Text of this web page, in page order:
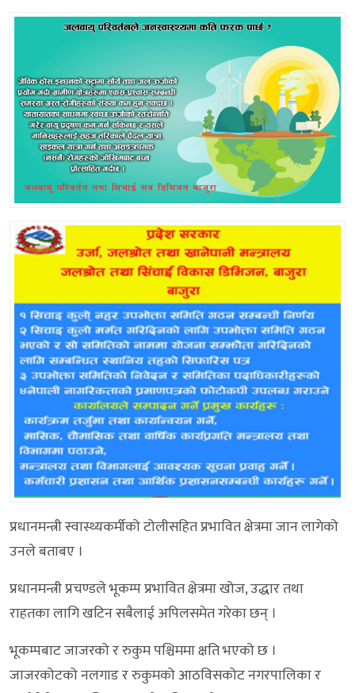
प्रधानमन्त्री स्वास्थ्यकर्मीको टोलीसहित प्रभावित क्षेत्रमा जान लागेको
उनले बताबए ।
प्रधानमन्त्री प्रचण्डले भूकम्प प्रभावित क्षेत्रमा खोज, उद्धार तथा
राहतका लागि खटिन सबैलाई अपिलसमेत गरेका छन् ।
भूकम्पबाट जाजरको र रुकुम पश्चिममा क्षति भएको छ ।
जाजरकोटको नलगाड र रुकुमको आठविसकोट नगरपालिका र